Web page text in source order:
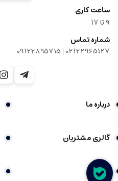
ساعت کاری
9‌ تا ۱۷
شماره تماس
02122965127
|
09122895715
درباره ما
گالری مشتریان
شکایات